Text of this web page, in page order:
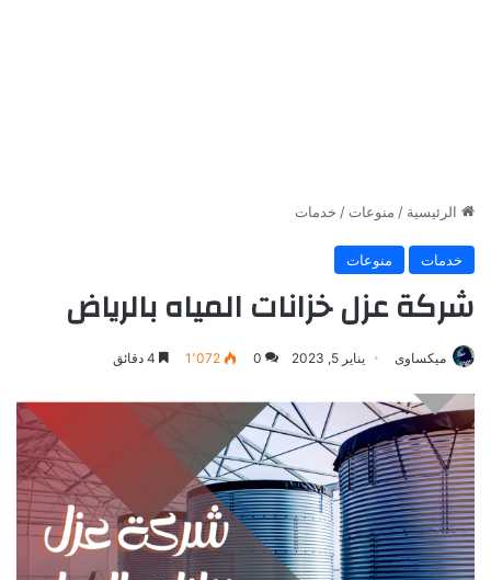
الرئيسية / منوعات / خدمات
خدمات منوعات
شركة عزل خزانات المياه بالرياض
ميكساوى يناير 5, 2023 0 1٬072